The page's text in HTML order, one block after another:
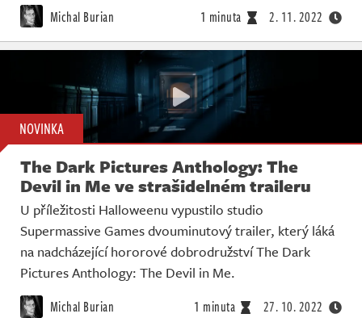
Michal Burian 1 minuta 2. 11. 2022
NOVINKA
The Dark Pictures Anthology: The
Devil in Me ve strašidelném traileru
U příležitosti Halloweenu vypustilo studio
Supermassive Games dvouminutový trailer, který láká
na nadcházející hororové dobrodružství The Dark
Pictures Anthology: The Devil in Me.
Michal Burian 1 minuta 27. 10. 2022